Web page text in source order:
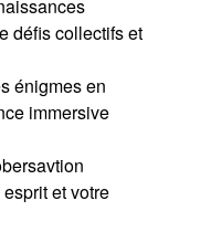
défis collectifs et
énigmes en
immersive
et votre